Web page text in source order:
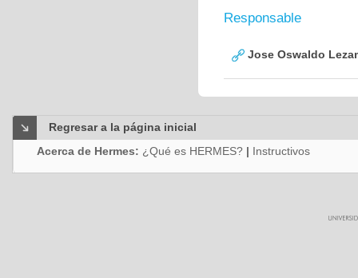
Responsable
Jose Oswaldo
Regresar a la página inicial
Acerca de Hermes: ¿Qué es HERMES? | Instructivos